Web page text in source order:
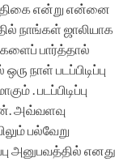
என்று என்னை
நாங்கள் ஜாலியாக
பார்த்தால்
நாள் படப்பிடிப்பு
. படப்பிடிப்பு
அவ்வளவு
பல்வேறு
அனுபவத்தில் எனது